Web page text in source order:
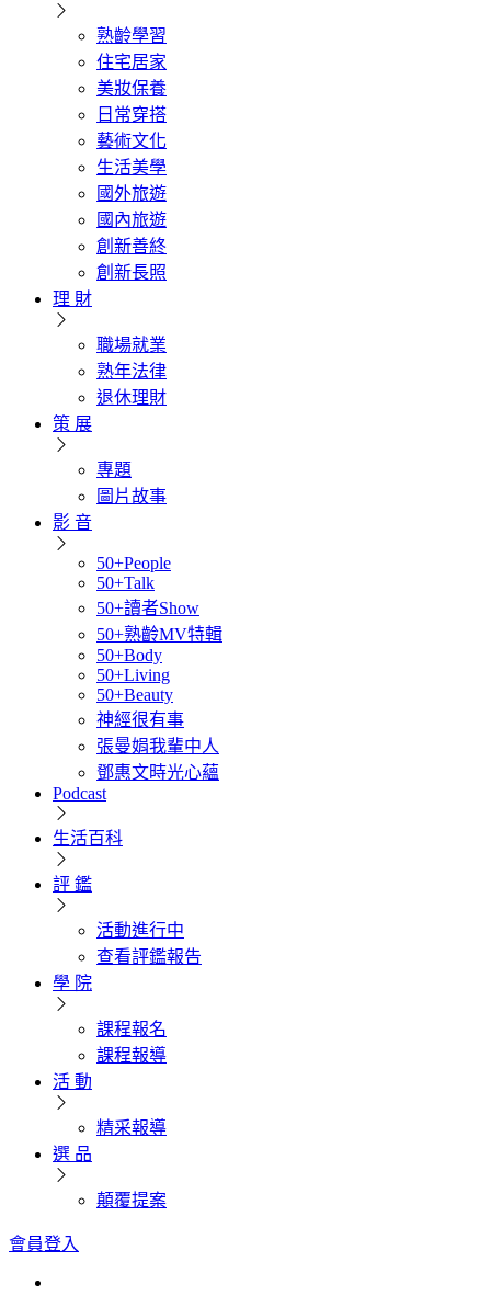
熟齡學習
住宅居家
美妝保養
日常穿搭
藝術文化
生活美學
國外旅遊
國內旅遊
創新善終
創新長照
理 財
職場就業
熟年法律
退休理財
策 展
專題
圖片故事
影 音
50+People
50+Talk
50+讀者Show
50+熟齡MV特輯
50+Body
50+Living
50+Beauty
神經很有事
張曼娟我輩中人
鄧惠文時光心蘊
Podcast
生活百科
評 鑑
活動進行中
查看評鑑報告
學 院
課程報名
課程報導
活 動
精采報導
選 品
顛覆提案
會員登入